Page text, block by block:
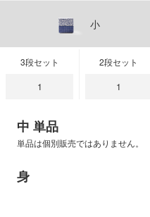
小
3段セット
1
2段セット
1
中 単品
単品は個別販売ではありません。
身